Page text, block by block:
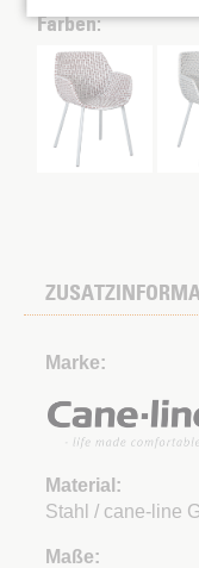
Farben:
Marke:
Material:
Stahl / cane-line
Maße: